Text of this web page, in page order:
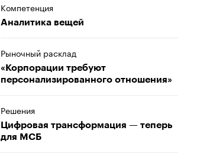
Компетенция
Аналитика вещей
Рыночный расклад
«Корпорации требуют
персонализированного отношения»
Решения
Цифровая трансформация — теперь
для МСБ